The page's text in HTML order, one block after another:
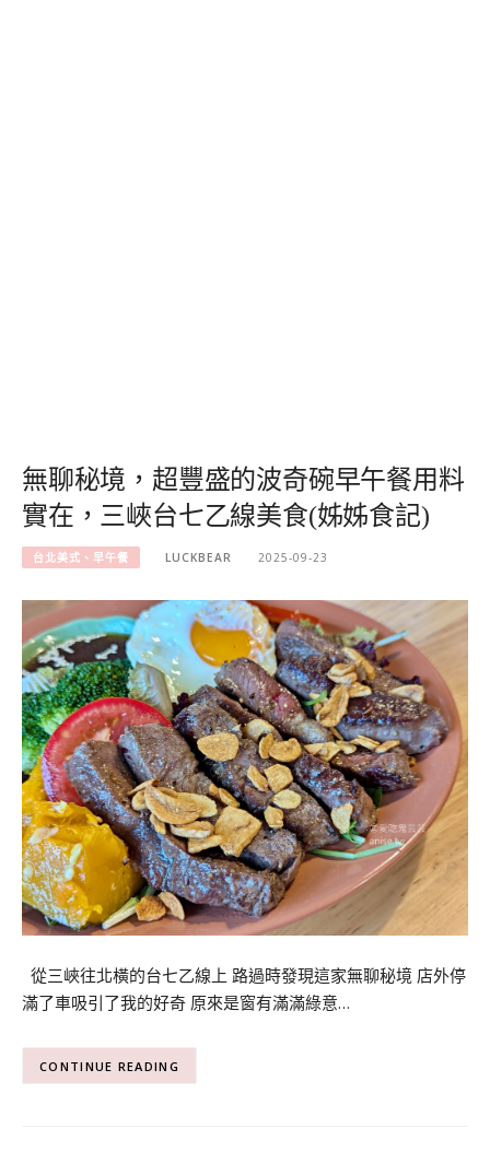
無聊秘境，超豐盛的波奇碗早午餐用料
實在，三峽台七乙線美食(姊姊食記)
台北美式、早午餐 LUCKBEAR 2025-09-23
從三峽往北橫的台七乙線上 路過時發現這家無聊秘境 店外停
滿了車吸引了我的好奇 原來是窗有滿滿綠意…
CONTINUE READING